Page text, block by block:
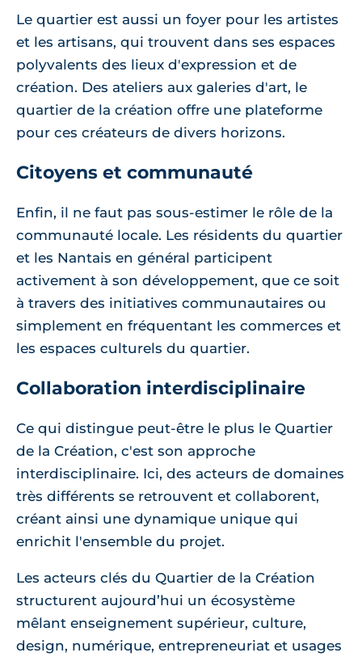
Le quartier est aussi un foyer pour les artistes
et les artisans, qui trouvent dans ses espaces
polyvalents des lieux d'expression et de
création. Des ateliers aux galeries d'art, le
quartier de la création offre une plateforme
pour ces créateurs de divers horizons.
Citoyens et communauté
Enfin, il ne faut pas sous-estimer le rôle de la
communauté locale. Les résidents du quartier
et les Nantais en général participent
activement à son développement, que ce soit
à travers des initiatives communautaires ou
simplement en fréquentant les commerces et
les espaces culturels du quartier.
Collaboration interdisciplinaire
Ce qui distingue peut-être le plus le Quartier
de la Création, c'est son approche
interdisciplinaire. Ici, des acteurs de domaines
très différents se retrouvent et collaborent,
créant ainsi une dynamique unique qui
enrichit l'ensemble du projet.
Les acteurs clés du Quartier de la Création
structurent aujourd’hui un écosystème
mêlant enseignement supérieur, culture,
design, numérique, entrepreneuriat et usages